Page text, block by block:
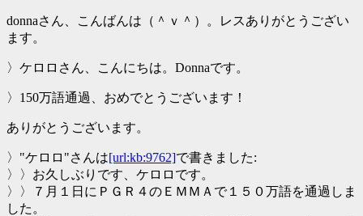
donnaさん、こんばんは（＾ｖ＾）。レスありがとうござい
ます。
〉ケロロさん、こんにちは。Donnaです。
〉150万語通過、おめでとうございます！
ありがとうございます。
〉"ケロロ"さんは[url:kb:9762]で書きました:
〉〉お久しぶりです、ケロロです。
〉〉７月１日にＰＧＲ４のＥＭＭＡで１５０万語を通過しま
した。